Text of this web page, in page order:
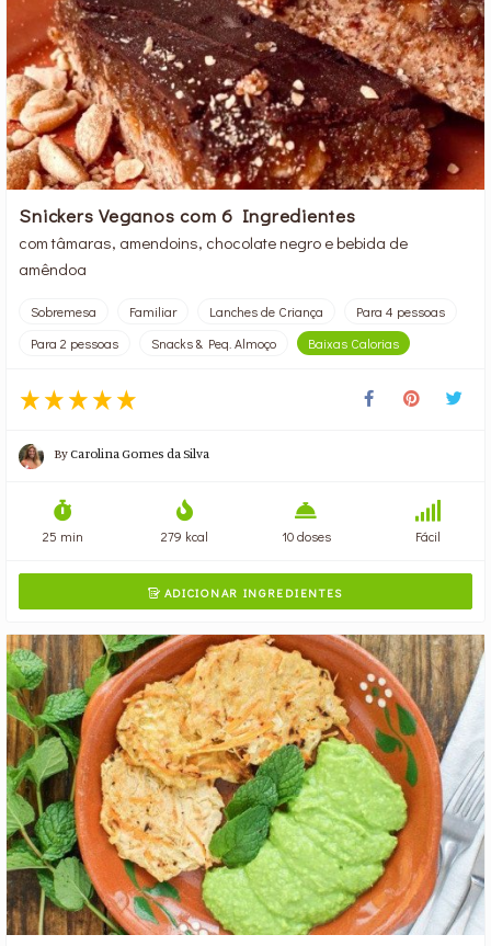
Snickers Veganos com 6 Ingredientes
com tâmaras, amendoins, chocolate negro e bebida de
amêndoa
Sobremesa Familiar Lanches de Criança
Para 4 pessoas
Para 2 pessoas
Snacks & Peq. Almoço Baixas Calorias
ByCarolina Gomes da Silva
25 min 279 kcal 10 doses Fácil
ADICIONAR INGREDIENTES